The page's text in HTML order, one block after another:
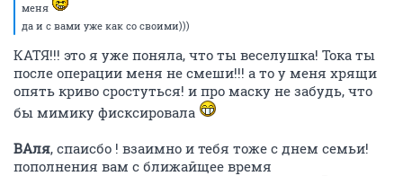
меня
да и с вами уже как со своими)))
КАТЯ!!! это я уже поняла, что ты веселушка! Тока ты
после операции меня не смеши!!! а то у меня хрящи
опять криво сростуться! и про маску не забудь, что
бы мимику фисксировала
ВАля, спаисбо ! взаимно и тебя тоже с днем семьи!
пополнения вам с ближайщее время